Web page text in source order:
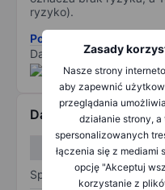
Zasady
Nasze strony
aby zapewnić
przeglądania
działanie strony,
spersonalizowanych
łączenia się z mediami
opcję "Akceptuj
korzystanie z
ryzyko).
Pobierz metodologię
Dane dostarczone przez
Dane finansowe
Sprawozdanie z zysków